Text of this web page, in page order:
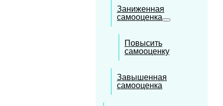
Заниженная
самооценка
Повысить
самооценку
Завышенная
самооценка